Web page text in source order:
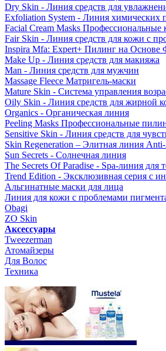
Dry Skin - Линия средств для
Exfoliation System - Линия химических
Facial Cream Masks Профессиональные
Fair Skin - Линия средств для кожи с
Inspira Mfa: Expert+ Пилинг на Основе
Make Up - Линия средств для макияжа
Man - Линия средств для мужчин
Massage Fleece Матригель-маски
Mature Skin - Система управления
Oily Skin - Линия средств для жирной
Organics - Органическая линия
Peeling Masks Профессиональные
Sensitive Skin - Линия средств для
Skin Regeneration – Элитная линия
Sun Secrets - Солнечная линия
The Secrets Of Paradise - Spa-линия для
Trend Edition - Эксклюзивная серия с
Альгинатные маски для лица
Линия для кожи с проблемами
Obagi
ZO Skin
Aксессуары
Tweezerman
Атомайзеры
Для Волос
Техника